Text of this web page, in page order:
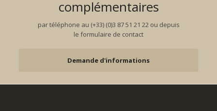
complémentaires
par téléphone au (+33) (0)3 87 51 21 22 ou depuis
le formulaire de contact
Demande d'informations